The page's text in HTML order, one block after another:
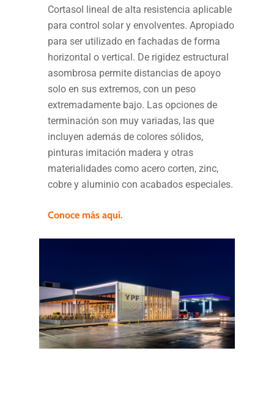
Cortasol lineal de alta resistencia aplicable
para control solar y envolventes. Apropiado
para ser utilizado en fachadas de forma
horizontal o vertical. De rigidez estructural
asombrosa permite distancias de apoyo
solo en sus extremos, con un peso
extremadamente bajo. Las opciones de
terminación son muy variadas, las que
incluyen además de colores sólidos,
pinturas imitación madera y otras
materialidades como acero corten, zinc,
cobre y aluminio con acabados especiales.
Conoce más aquí.